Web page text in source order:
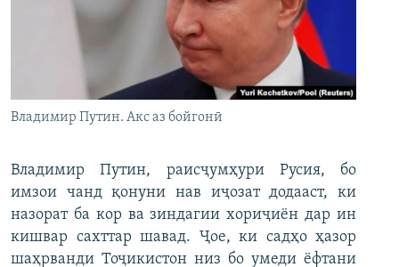
Владимир Путин. Акс аз бойгонӣ
Владимир Путин, раисҷумҳури Русия, бо
имзои чанд қонуни нав иҷозат додааст, ки
назорат ба кор ва зиндагии хориҷиён дар ин
кишвар сахттар шавад. Ҷое, ки садҳо ҳазор
шаҳрванди Тоҷикистон низ бо умеди ёфтани